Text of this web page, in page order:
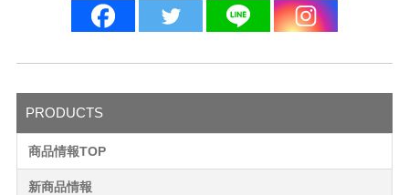
PRODUCTS
商品情報TOP
新商品情報